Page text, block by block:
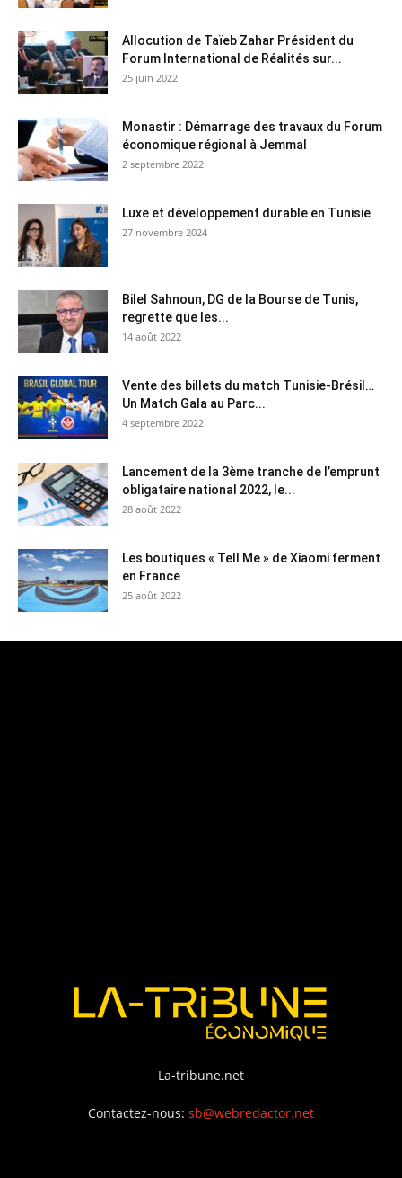
Allocution de Taïeb Zahar Président du
Forum International de Réalités sur...
25 juin 2022
Monastir : Démarrage des travaux du Forum
économique régional à Jemmal
2 septembre 2022
Luxe et développement durable en Tunisie
27 novembre 2024
Bilel Sahnoun, DG de la Bourse de Tunis,
regrette que les...
14 août 2022
Vente des billets du match Tunisie-Brésil…
Un Match Gala au Parc...
4 septembre 2022
Lancement de la 3ème tranche de l’emprunt
obligataire national 2022, le...
28 août 2022
Les boutiques « Tell Me » de Xiaomi ferment
en France
25 août 2022
La-tribune.net
Contactez-nous: sb@webredactor.net